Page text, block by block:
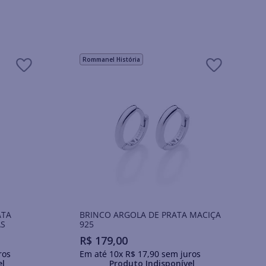
Rommanel História
BRINCO ARGOLA DE PRATA MACIÇA
925
R$ 179,00
Em até 10x R$ 17,90sem juros
Produto Indisponível